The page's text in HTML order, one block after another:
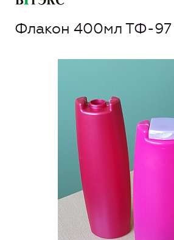
Флакон 400мл ТФ-97